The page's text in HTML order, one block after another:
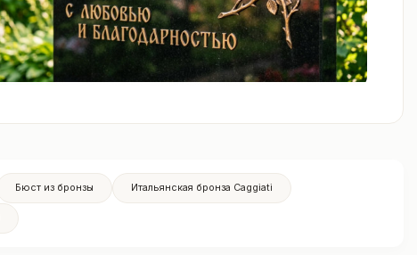
Бюст из бронзы Итальянская бронза Caggiati